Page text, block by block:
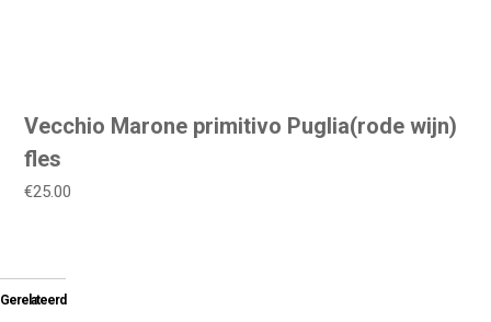
Vecchio Marone primitivo Puglia(rode wijn)
fles
€25.00
Gerelateerd